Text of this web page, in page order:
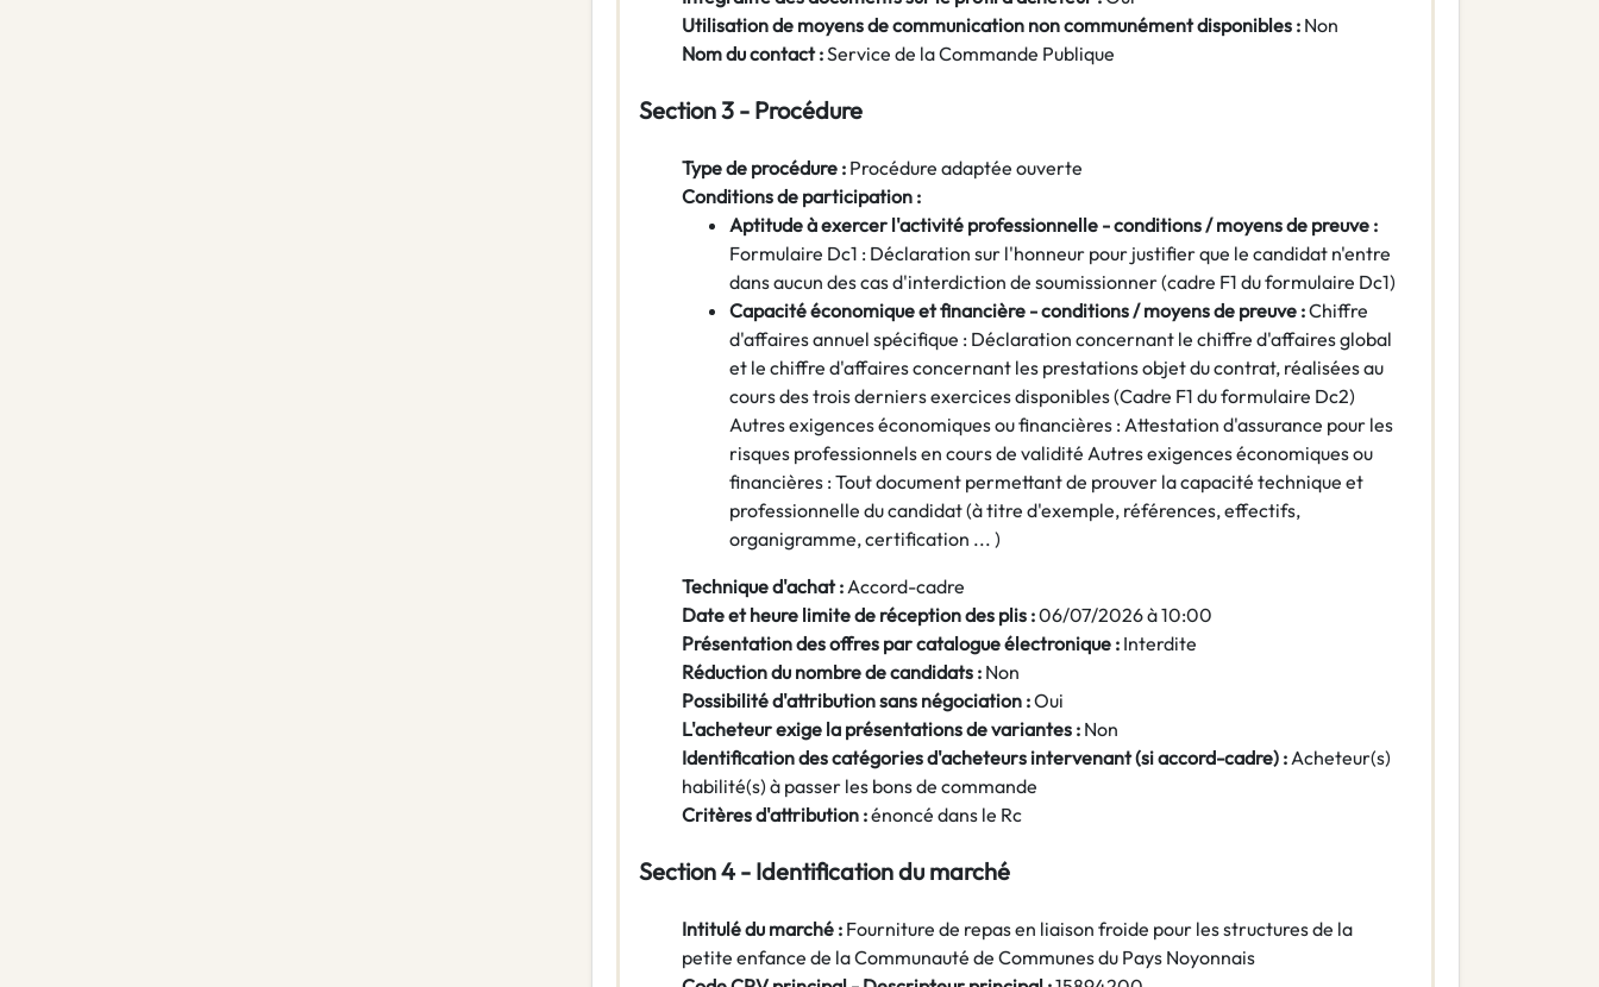
Utilisation de moyens de communication non communément disponibles : Non
Nom du contact :Service de la Commande Publique
Section 3 - Procédure
Type de procédure : Procédure adaptée ouverte
Conditions de participation :
Aptitude à exercer l'activité professionnelle - conditions / moyens de preuve :
Formulaire Dc1 : Déclaration sur l'honneur pour justifier que le candidat n'entre
dans aucun des cas d'interdiction de soumissionner (cadre F1 du formulaire Dc1)
Capacité économique et financière - conditions / moyens de preuve :Chiffre
d'affaires annuel spécifique : Déclaration concernant le chiffre d'affaires global
et le chiffre d'affaires concernant les prestations objet du contrat, réalisées au
cours des trois derniers exercices disponibles (Cadre F1 du formulaire Dc2)
Autres exigences économiques ou financières : Attestation d'assurance pour les
risques professionnels en cours de validité Autres exigences économiques ou
financières : Tout document permettant de prouver la capacité technique et
professionnelle du candidat (à titre d'exemple, références, effectifs,
organigramme, certification ... )
Technique d'achat :Accord-cadre
Date et heure limite de réception des plis :06/07/2026 à 10:00
Présentation des offres par catalogue électronique : Interdite
Réduction du nombre de candidats : Non
Possibilité d'attribution sans négociation :Oui
L'acheteur exige la présentations de variantes : Non
Identification des catégories d'acheteurs intervenant (si accord-cadre) :Acheteur(s)
habilité(s) à passer les bons de commande
Critères d'attribution :énoncé dans le Rc
Section 4 - Identification du marché
Intitulé du marché : Fourniture de repas en liaison froide pour les structures de la
petite enfance de la Communauté de Communes du Pays Noyonnais